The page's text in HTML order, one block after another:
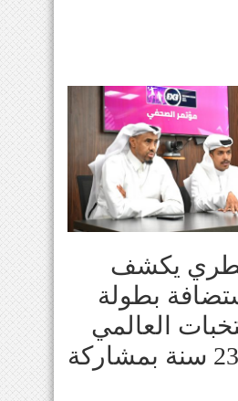
يكشف
بطولة
العالمي
3×3 تحت 23 سنة بمشاركة